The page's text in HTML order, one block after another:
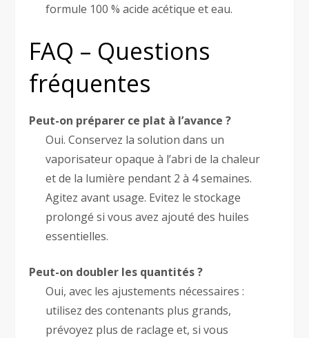
formule 100 % acide acétique et eau.
FAQ – Questions
fréquentes
Peut-on préparer ce plat à l’avance ?
Oui. Conservez la solution dans un
vaporisateur opaque à l’abri de la chaleur
et de la lumière pendant 2 à 4 semaines.
Agitez avant usage. Evitez le stockage
prolongé si vous avez ajouté des huiles
essentielles.
Peut-on doubler les quantités ?
Oui, avec les ajustements nécessaires :
utilisez des contenants plus grands,
prévoyez plus de raclage et, si vous